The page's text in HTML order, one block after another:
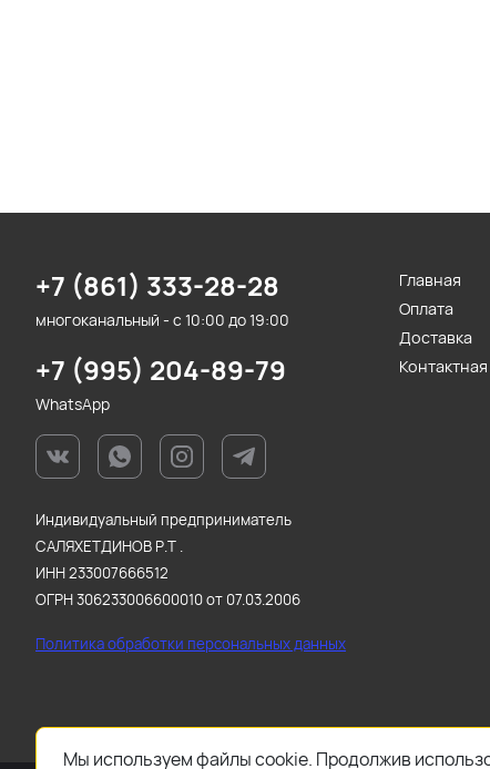
+7 (861) 333-28-28
многоканальный - с 10:00 до 19:00
+7 (995) 204-89-79
WhatsApp
Индивидуальный предприниматель
САЛЯХЕТДИНОВ Р.Т .
ИНН 233007666512
ОГРН 306233006600010 от 07.03.2006
Политика обработки персональных данных
Главная
Оплата
Доставка
Мы используем файлы cookie. Продолжив